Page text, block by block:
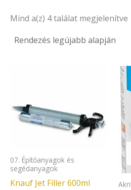
Mind a(z) 4 találat megjelenítve
07. Építőanyagok és
segédanyagok
Knauf Jet Filler 600ml